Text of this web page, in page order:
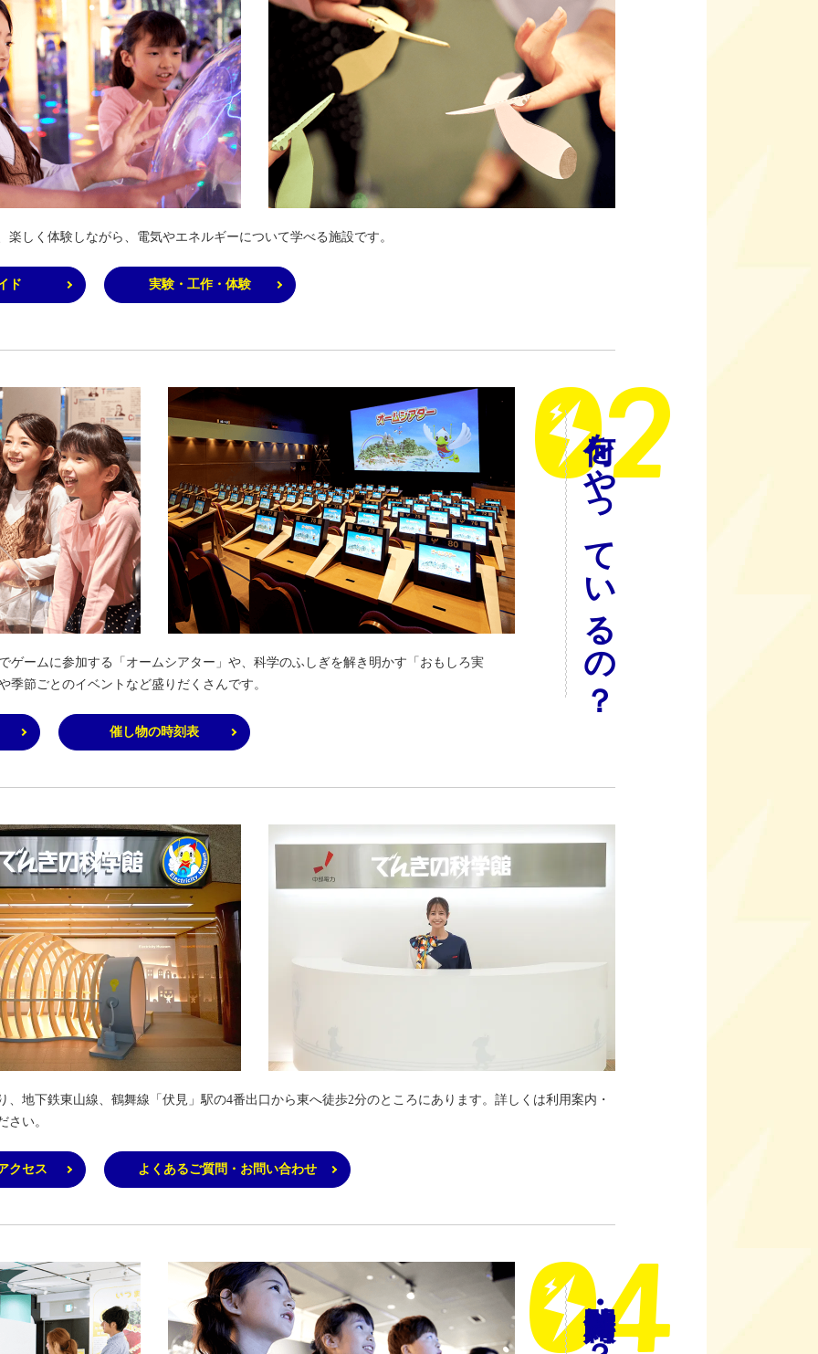
楽しく体験しながら、電気やエネルギーについて学べる施設です。
ド 実験・工作・体験
何をやっているの？
ゲームに参加する「オームシアター」や、科学のふしぎを解き明かす「おもしろ実
季節ごとのイベントなど盛りだくさんです。
催し物の時刻表
、地下鉄東山線、鶴舞線「伏見」駅の4番出口から東へ徒歩2分のところにあります。詳しくは利用案内・
さい。
クセス よくあるご質問・お問い合わせ
閉館時間・入館料は？